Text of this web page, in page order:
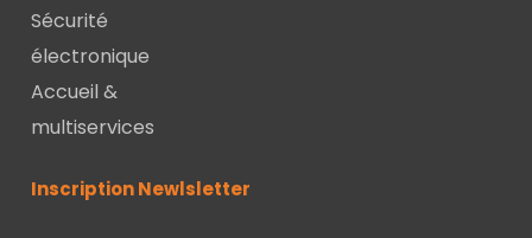
Sécurité
électronique
Accueil &
multiservices
Inscription Newlsletter